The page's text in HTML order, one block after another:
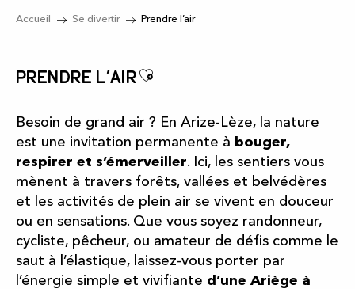
Accueil Se divertir Prendre l’air
Prendre l’airAjouter aux favoris
Besoin de grand air ? En Arize-Lèze, la nature
est une invitation permanente à bouger,
respirer et s’émerveiller. Ici, les sentiers vous
mènent à travers forêts, vallées et belvédères
et les activités de plein air se vivent en douceur
ou en sensations. Que vous soyez randonneur,
cycliste, pêcheur, ou amateur de défis comme le
saut à l’élastique, laissez-vous porter par
l’énergie simple et vivifiante d’une Ariège à